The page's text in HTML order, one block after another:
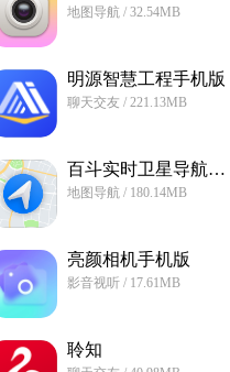
地图导航 / 32.54MB
明源智慧工程手机版
聊天交友 / 221.13MB
百斗实时卫星导航最新版
地图导航 / 180.14MB
亮颜相机手机版
影音视听 / 17.61MB
聆知